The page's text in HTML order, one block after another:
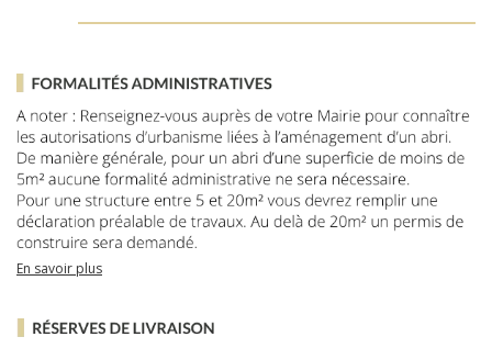
En savoir plus